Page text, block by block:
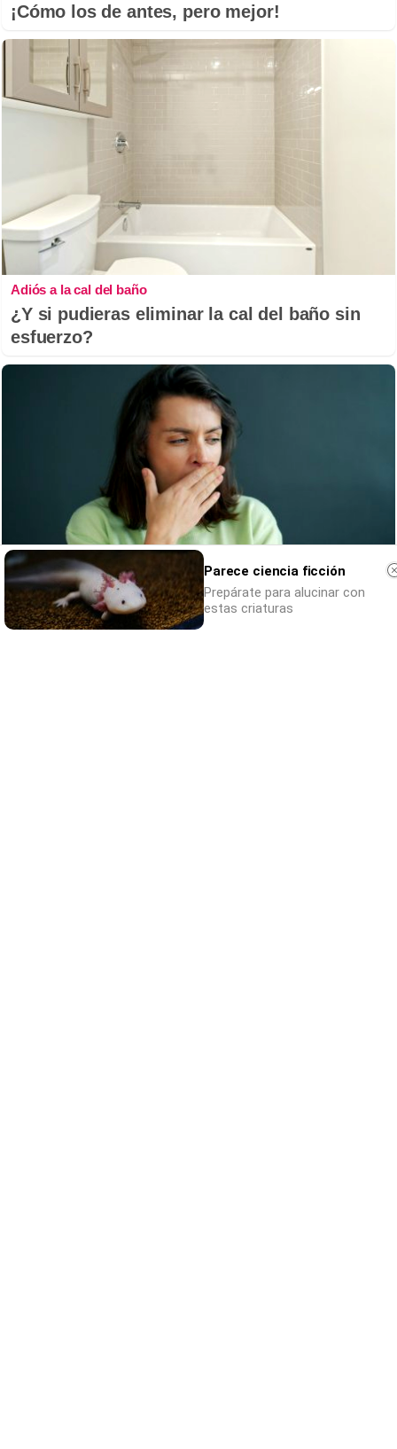
¡Cómo los de antes, pero mejor!
Adiós a la cal del baño
¿Y si pudieras eliminar la cal del baño sin
esfuerzo?
¿Por qué se contagia?
Parece ciencia ficción
Prepárate para alucinar con
estas criaturas